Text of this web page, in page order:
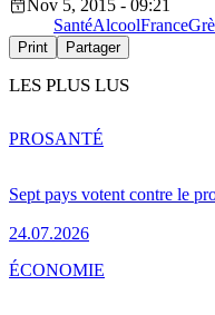
Nov 5, 2015 - 09:21
SantéAlcoolFrance
Print Partager
LES PLUS LUS
Sept pays votent contre le
24.07.2026
PROSANTÉ
ÉCONOMIE